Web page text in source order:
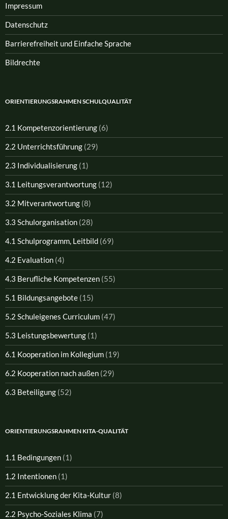
Impressum
Datenschutz
Barrierefreiheit und Einfache Sprache
Bildrechte
ORIENTIERUNGSRAHMEN SCHULQUALITÄT
2.1 Kompetenzorientierung (6)
2.2 Unterrichtsführung (29)
2.3 Individualisierung (1)
3.1 Leitungsverantwortung (12)
3.2 Mitverantwortung (8)
3.3 Schulorganisation (28)
4.1 Schulprogramm, Leitbild (69)
4.2 Evaluation (4)
4.3 Berufliche Kompetenzen (55)
5.1 Bildungsangebote (15)
5.2 Schuleigenes Curriculum (47)
5.3 Leistungsbewertung (1)
6.1 Kooperation im Kollegium (19)
6.2 Kooperation nach außen (29)
6.3 Beteiligung (52)
ORIENTIERUNGSRAHMEN KITA-QUALITÄT
1.1 Bedingungen (1)
1.2 Intentionen (1)
2.1 Entwicklung der Kita-Kultur (8)
2.2 Psycho-Soziales Klima (7)